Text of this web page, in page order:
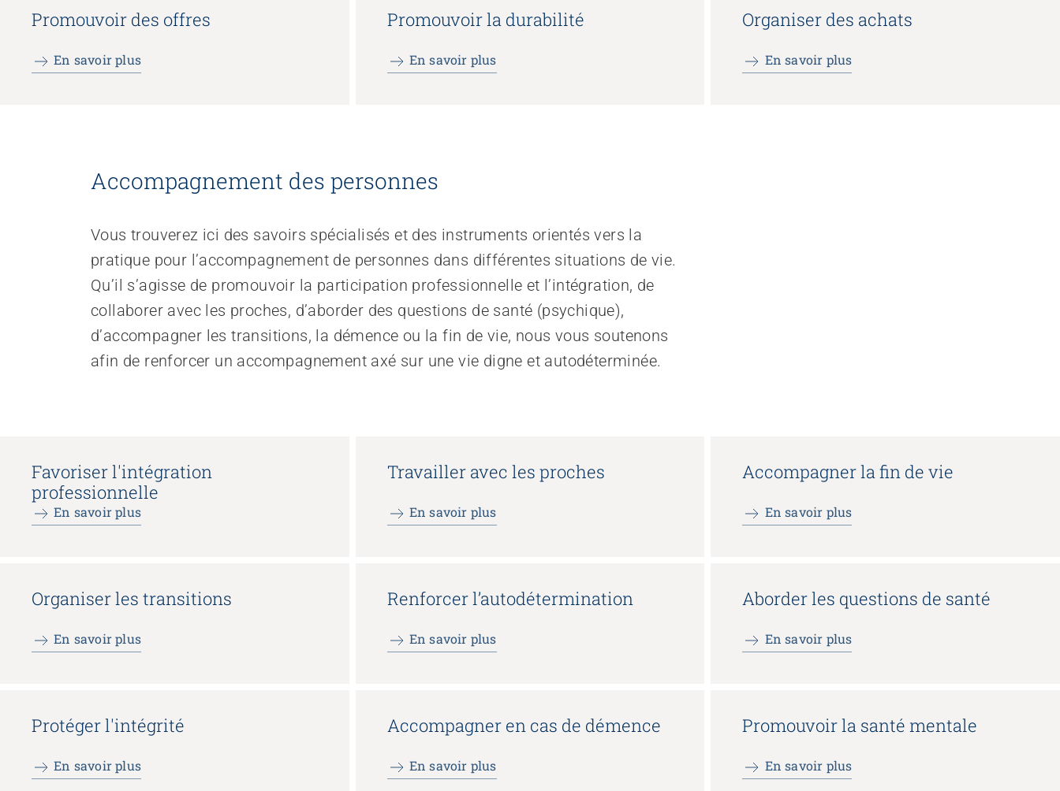
Promouvoir des offres
En savoir plus
Promouvoir la durabilité
En savoir plus
Organiser des achats
En savoir plus
Accompagnement des personnes
Vous trouverez ici des savoirs spécialisés et des instruments orientés vers la
pratique pour l’accompagnement de personnes dans différentes situations de vie.
Qu’il s’agisse de promouvoir la participation professionnelle et l’intégration, de
collaborer avec les proches, d’aborder des questions de santé (psychique),
d’accompagner les transitions, la démence ou la fin de vie, nous vous soutenons
afin de renforcer un accompagnement axé sur une vie digne et autodéterminée.
Favoriser l'intégration
professionnelle
En savoir plus
Travailler avec les proches
En savoir plus
Accompagner la fin de vie
En savoir plus
Organiser les transitions
En savoir plus
Renforcer l’autodétermination
En savoir plus
Aborder les questions de santé
En savoir plus
Protéger l'intégrité
En savoir plus
Accompagner en cas de démence
En savoir plus
Promouvoir la santé mentale
En savoir plus